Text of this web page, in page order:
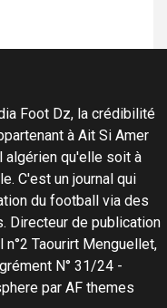
Foot Dz, la crédibilité
à Ait Si Amer
algérien qu'elle soit à
C'est un journal qui
du football via des
Directeur de publication
Taourirt Menguellet,
N° 31/24 -
par AF themes